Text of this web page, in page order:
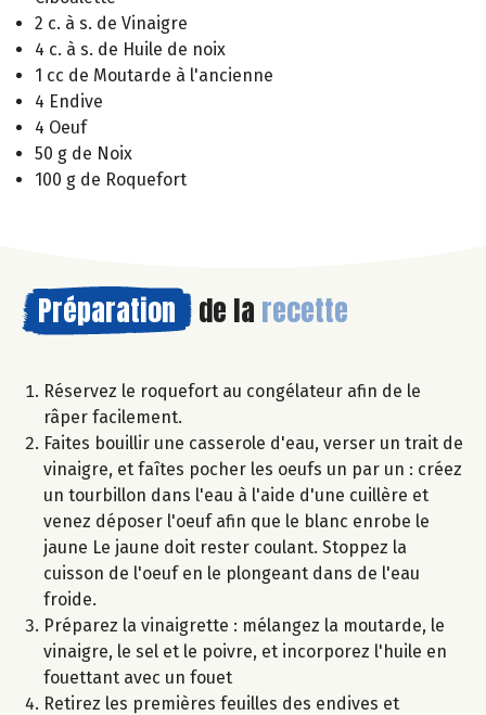
2 c. à s. de Vinaigre
4 c. à s. de Huile de noix
1 cc de Moutarde à l'ancienne
4 Endive
4 Oeuf
50 g de Noix
100 g de Roquefort
Préparation de la recette
Réservez le roquefort au congélateur afin de le
râper facilement.
Faites bouillir une casserole d'eau, verser un trait de
vinaigre, et faîtes pocher les oeufs un par un : créez
un tourbillon dans l'eau à l'aide d'une cuillère et
venez déposer l'oeuf afin que le blanc enrobe le
jaune Le jaune doit rester coulant. Stoppez la
cuisson de l'oeuf en le plongeant dans de l'eau
froide.
Préparez la vinaigrette : mélangez la moutarde, le
vinaigre, le sel et le poivre, et incorporez l'huile en
fouettant avec un fouet
Retirez les premières feuilles des endives et